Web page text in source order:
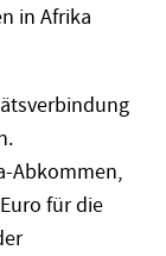
in Afrika
Abkommen,
für die